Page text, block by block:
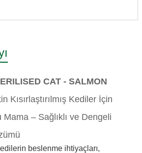
CAT - SALMON
Kısırlaştırılmış Kediler İçin
– Sağlıklı ve Dengeli
kedilerin beslenme ihtiyaçları,